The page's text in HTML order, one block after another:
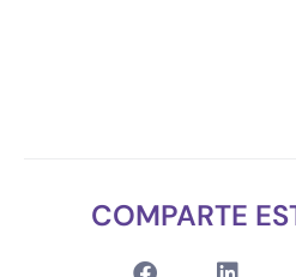
COMPARTE